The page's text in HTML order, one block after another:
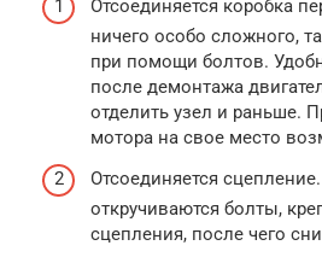
Отсоединяется коробка
ничего особо сложного,
при помощи болтов.
после демонтажа
отделить узел и раньше.
мотора на свое место
Отсоединяется
откручиваются болты,
сцепления, после чего